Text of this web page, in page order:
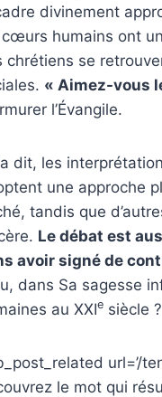
divinement
humains ont
chrétiens se
« Aimez-vous
l’Évangile.
dit, les
une approche
tandis que
Le débat est
avoir signé de
dans Sa sagesse
au XXIe siècle ?
url=’/
le mot qui